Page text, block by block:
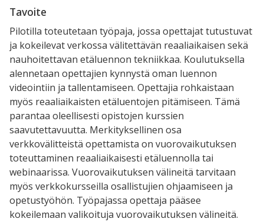
Tavoite
Pilotilla toteutetaan työpaja, jossa opettajat tutustuvat
ja kokeilevat verkossa välitettävän reaaliaikaisen sekä
nauhoitettavan etäluennon tekniikkaa. Koulutuksella
alennetaan opettajien kynnystä oman luennon
videointiin ja tallentamiseen. Opettajia rohkaistaan
myös reaaliaikaisten etäluentojen pitämiseen. Tämä
parantaa oleellisesti opistojen kurssien
saavutettavuutta. Merkityksellinen osa
verkkovälitteistä opettamista on vuorovaikutuksen
toteuttaminen reaaliaikaisesti etäluennolla tai
webinaarissa. Vuorovaikutuksen välineitä tarvitaan
myös verkkokursseilla osallistujien ohjaamiseen ja
opetustyöhön. Työpajassa opettaja pääsee
kokeilemaan valikoituja vuorovaikutuksen välineitä.